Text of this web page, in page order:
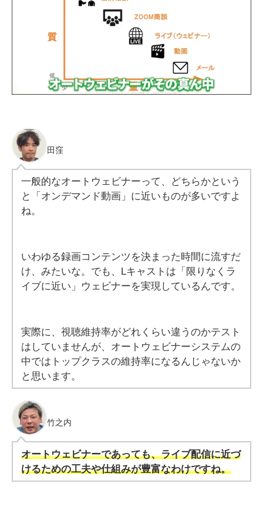
田窪
一般的なオートウェビナーって、どちらかという
と「オンデマンド動画」に近いものが多いですよ
ね。
いわゆる録画コンテンツを決まった時間に流すだ
け、みたいな。でも、Lキャストは「限りなくラ
イブに近い」ウェビナーを実現しているんです。
実際に、視聴維持率がどれくらい違うのかテスト
はしていませんが、オートウェビナーシステムの
中ではトップクラスの維持率になるんじゃないか
と思います。
竹之内
オートウェビナーであっても、ライブ配信に近づ
けるための工夫や仕組みが豊富なわけですね。